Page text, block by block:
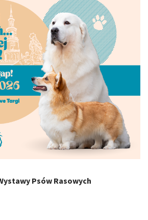
Psów Rasowych